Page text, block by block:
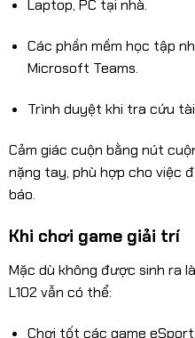
Laptop, PC tại nhà.
Các phần mềm học tập
Microsoft Teams.
Trình duyệt khi tra cứu
Cảm giác cuộn bằng nút
nặng tay, phù hợp cho việc
báo.
Khi chơi game giải trí
Mặc dù không được sinh ra
L102 vẫn có thể:
Chơi tốt các game